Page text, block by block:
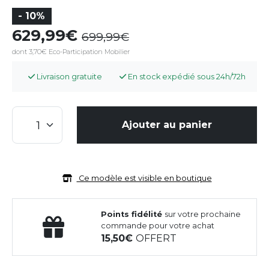
- 10%
629,99 699,99
dont 3,70€ Eco-Participation Mobilier
Livraison gratuite En stock expédié sous 24h/72h
Ajouter au panier
Ce modèle est visible en boutique
Points fidélité sur votre prochaine
commande pour votre achat
15,50OFFERT